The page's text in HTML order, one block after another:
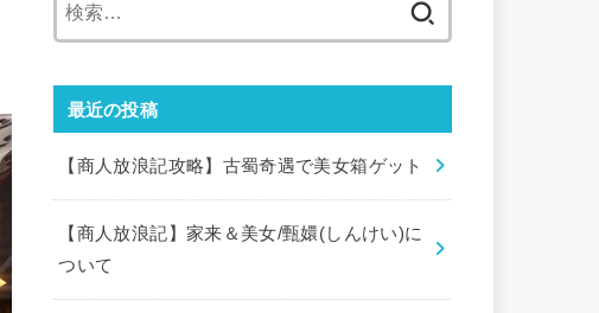
最近の投稿
【商人放浪記攻略】古蜀奇遇で美女箱ゲット
【商人放浪記】家来＆美女/甄嬛(しんけい)に
ついて